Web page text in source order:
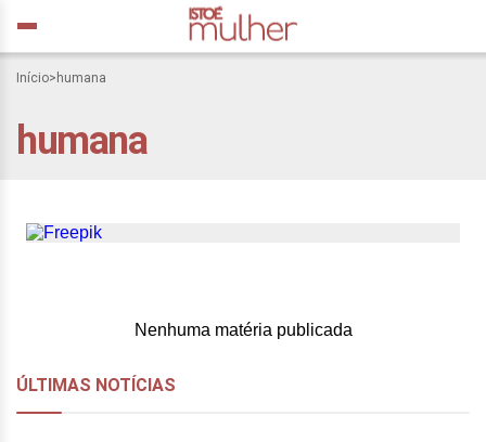
Início> humana
humana
Mesmo as heroínas
capa: sem culpa, assuma,
Nenhuma matéria publicada